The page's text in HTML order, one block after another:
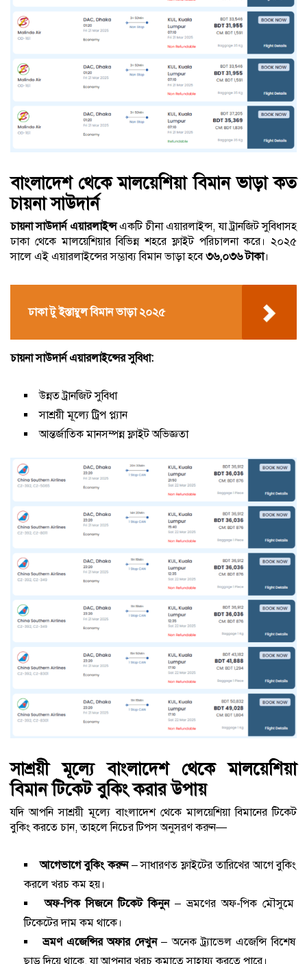
বাংলাদেশ থেকে মালয়েশিয়া বিমান ভাড়া কত
চায়না সাউদার্ন
চায়না সাউদার্ন এয়ারলাইন্সএকটি চীনা এয়ারলাইন্স, যা ট্রানজিট সুবিধাসহ
ঢাকা থেকে মালয়েশিয়ার বিভিন্ন শহরে ফ্লাইট পরিচালনা করে। ২০২৫
সালে এই এয়ারলাইন্সের সম্ভাব্য বিমান ভাড়া হবে৩৬,০৩৬ টাকা।
ঢাকা টু ইস্তাম্বুল বিমান ভাড়া ২০২৫
চায়না সাউদার্ন এয়ারলাইন্সের সুবিধা:
উন্নত ট্রানজিট সুবিধা
সাশ্রয়ী মূল্যে ট্রিপ প্ল্যান
আন্তর্জাতিক মানসম্পন্ন ফ্লাইট অভিজ্ঞতা
সাশ্রয়ী মূল্যে বাংলাদেশ থেকে মালয়েশিয়া
বিমান টিকেট বুকিং করার উপায়
যদি আপনি সাশ্রয়ী মূল্যে বাংলাদেশ থেকে মালয়েশিয়া বিমানের টিকেট
বুকিং করতে চান, তাহলে নিচের টিপস অনুসরণ করুন—
আগেভাগে বুকিং করুন– সাধারণত ফ্লাইটের তারিখের আগে বুকিং
করলে খরচ কম হয়।
অফ-পিক সিজনে টিকেট কিনুন– ভ্রমণের অফ-পিক মৌসুমে
টিকেটের দাম কম থাকে।
ভ্রমণ এজেন্সির অফার দেখুন– অনেক ট্র্যাভেল এজেন্সি বিশেষ